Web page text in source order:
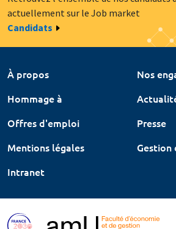
actuellement sur le Job market
Candidats
À propos
Nos
Hommage à
Offres d'emploi
Presse
Mentions légales
Gestion
Intranet